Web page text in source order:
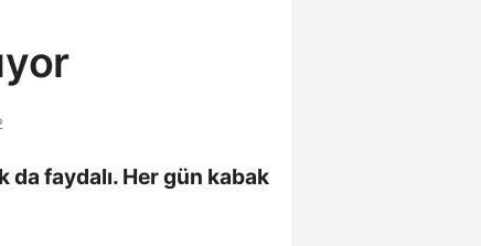
da faydalı. Her gün kabak